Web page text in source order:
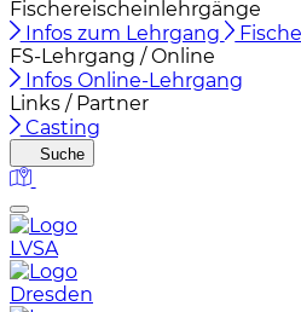
Fischereischeinlehrgänge
Infos zum Lehrgang
FS-Lehrgang / Online
Infos Online-Lehrgang
Links / Partner
Casting
Suche
LVSA
Dresden